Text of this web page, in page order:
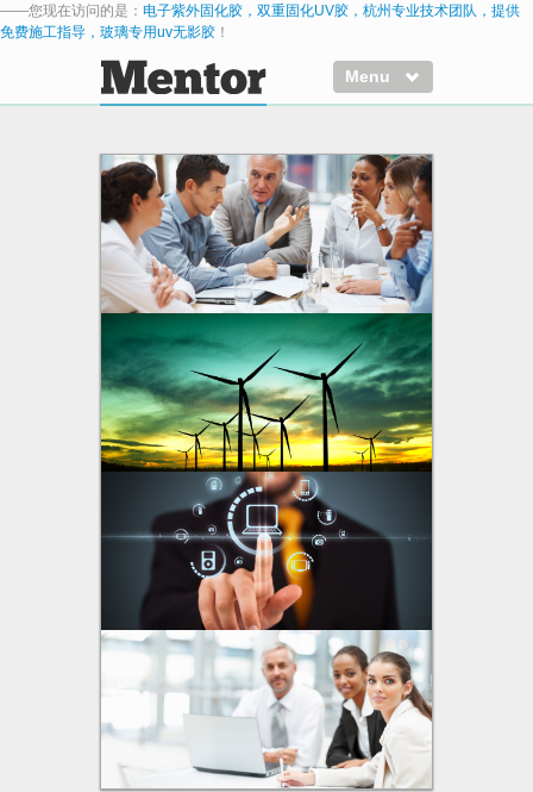
——您现在访问的是： 电子紫外固化胶，双重固化UV胶，杭州专业技术团队，提供
免费施工指导，玻璃专用uv无影胶 ！
Menu
Pages
Full Width
Right Sidebar
Left Sidebar
FAQs
404 Page
Search Results
10
3rd-level Submenu
Action
Another action
Something else here
NAV HEADER
Separated link
One more separated link
Elements
Portfolio
1 Column
1